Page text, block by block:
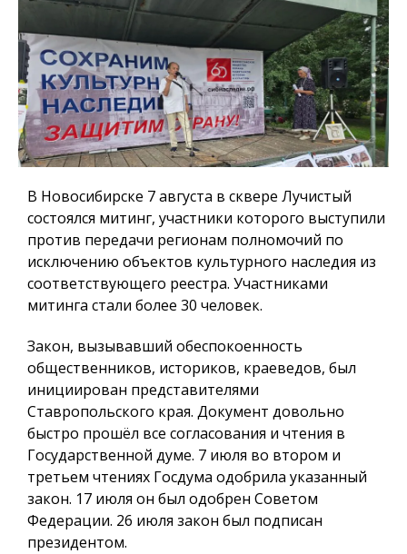
В Новосибирске 7 августа в сквере Лучистый
состоялся митинг, участники которого выступили
против передачи регионам полномочий по
исключению объектов культурного наследия из
соответствующего реестра. Участниками
митинга стали более 30 человек.
Закон, вызывавший обеспокоенность
общественников, историков, краеведов, был
инициирован представителями
Ставропольского края. Документ довольно
быстро прошёл все согласования и чтения в
Государственной думе. 7 июля во втором и
третьем чтениях Госдума одобрила указанный
закон. 17 июля он был одобрен Советом
Федерации. 26 июля закон был подписан
президентом.